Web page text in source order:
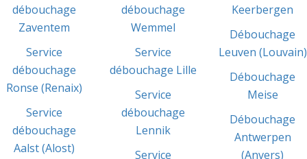
débouchage
Zaventem
Service
débouchage
Ronse (Renaix)
Service
débouchage
Aalst (Alost)
débouchage
Wemmel
Service
débouchage Lille
Service
débouchage
Lennik
Service
Keerbergen
Débouchage
Leuven (Louvain)
Débouchage
Meise
Débouchage
Antwerpen
(Anvers)